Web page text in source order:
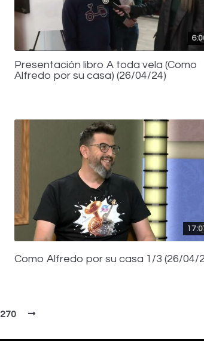
Presentación libro A toda vela (Como
Alfredo por su casa) (26/04/24)
Como Alfredo por su casa 1/3 (26/04/
270